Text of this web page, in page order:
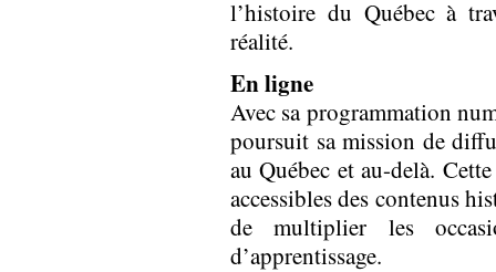
l’histoire du Québec à
réalité.
En ligne
Avec sa programmation
poursuit sa mission de
au Québec et au-delà.
accessibles des contenus
de multiplier les
d’apprentissage.